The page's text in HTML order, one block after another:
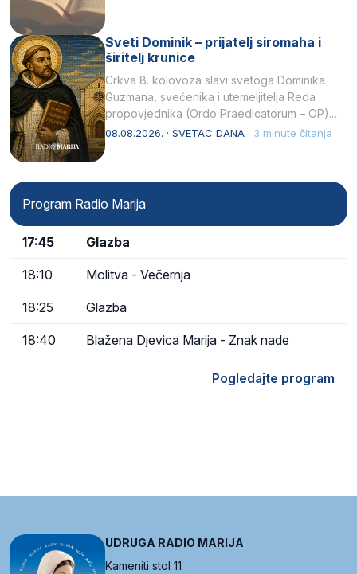
Sveti Dominik – prijatelj siromaha i
širitelj krunice
Crkva 8. kolovoza slavi svetoga Dominika
Guzmana, svećenika i utemeljitelja Reda
propovjednika (Ordo Praedicatorum – OP).
Svojim životom, dubokom ljubavlju prema
08.08.2026. · SVETAC DANA · 3 minute čitanja
Program Radio Marija
17:45 Glazba
18:10 Molitva - Večernja
18:25 Glazba
18:40 Blažena Djevica Marija - Znak nade
Pogledajte program
UDRUGA RADIO MARIJA
Kameniti stol 11